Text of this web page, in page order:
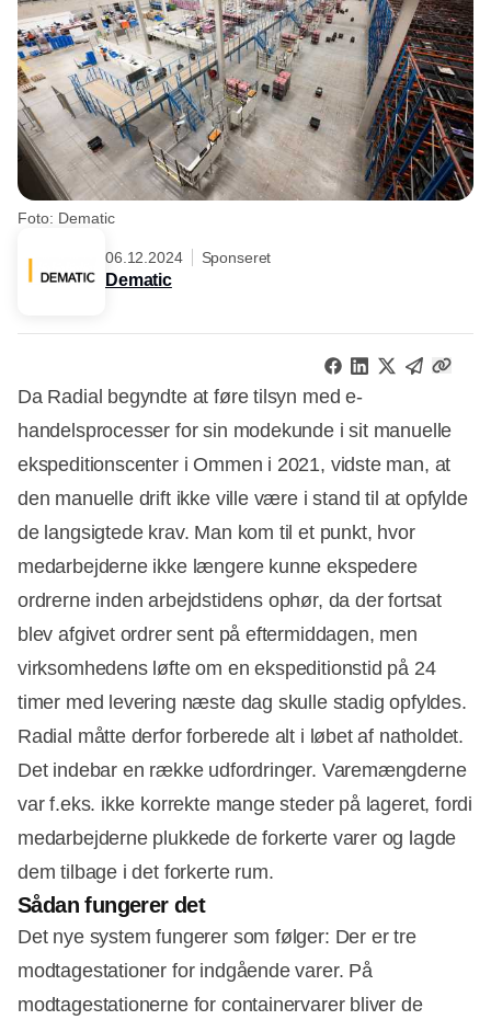
Foto: Dematic
06.12.2024 Sponseret
Dematic
Da Radial begyndte at føre tilsyn med e-
handelsprocesser for sin modekunde i sit manuelle
ekspeditionscenter i Ommen i 2021, vidste man, at
den manuelle drift ikke ville være i stand til at opfylde
de langsigtede krav. Man kom til et punkt, hvor
medarbejderne ikke længere kunne ekspedere
ordrerne inden arbejdstidens ophør, da der fortsat
blev afgivet ordrer sent på eftermiddagen, men
virksomhedens løfte om en ekspeditionstid på 24
timer med levering næste dag skulle stadig opfyldes.
Radial måtte derfor forberede alt i løbet af natholdet.
Det indebar en række udfordringer. Varemængderne
var f.eks. ikke korrekte mange steder på lageret, fordi
medarbejderne plukkede de forkerte varer og lagde
dem tilbage i det forkerte rum.
Sådan fungerer det
Det nye system fungerer som følger: Der er tre
modtagestationer for indgående varer. På
modtagestationerne for containervarer bliver de